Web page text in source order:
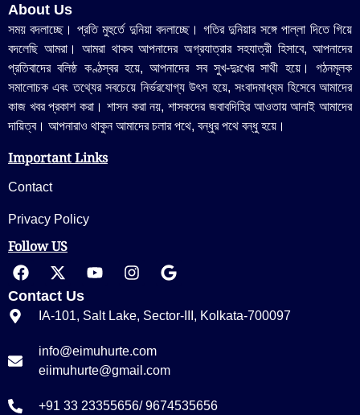
About Us
সময় বদলাচ্ছে। প্রতি মুহুর্তে দুনিয়া বদলাচ্ছে। গতির দুনিয়ার সঙ্গে পাল্লা দিতে গিয়ে
বদলেছি আমরা। আমরা থাকব আপনাদের অগ্রযাত্রার সহযাত্রী হিসাবে, আপনাদের
প্রতিবাদের বলিষ্ঠ কণ্ঠস্বর হয়ে, আপনাদের সব সুখ-দুঃখের সাথী হয়ে। গঠনমূলক
সমালোচক এবং তথ্যের সবচেয়ে নির্ভরযোগ্য উ‍ৎস হয়ে, সংবাদমাধ্যম হিসেবে আমাদের
কাজ খবর প্রকাশ করা। শাসন করা নয়, শাসকদের জবাবদিহির আওতায় আনাই আমাদের
দায়িত্ব। আপনারাও থাকুন আমাদের চলার পথে, বন্ধুর পথে বন্ধু হয়ে।
Important Links
Contact
Privacy Policy
Follow US
Contact Us
IA-101, Salt Lake, Sector-III, Kolkata-700097
info@eimuhurte.com
eiimuhurte@gmail.com
+91 33 23355656/ 9674535656